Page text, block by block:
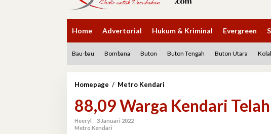
Home Advertorial Hukum & Kriminal Evergreen
Bau-bau Bombana Buton Buton Tengah Buton Utara
Homepage / Metro Kendari
Kendari
Telah
88,09 Warga Kendari
Heeryl
3 Januari 2022
Metro Kendari